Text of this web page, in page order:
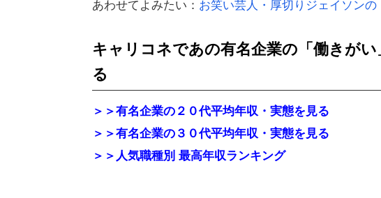
あわせてよみたい： お笑い芸人・厚切りジェイソン
キャリコネであの有名企業の「働きがい
る
＞＞有名企業の２０代平均年収・実態を見る
＞＞有名企業の３０代平均年収・実態を見る
＞＞人気職種別 最高年収ランキング